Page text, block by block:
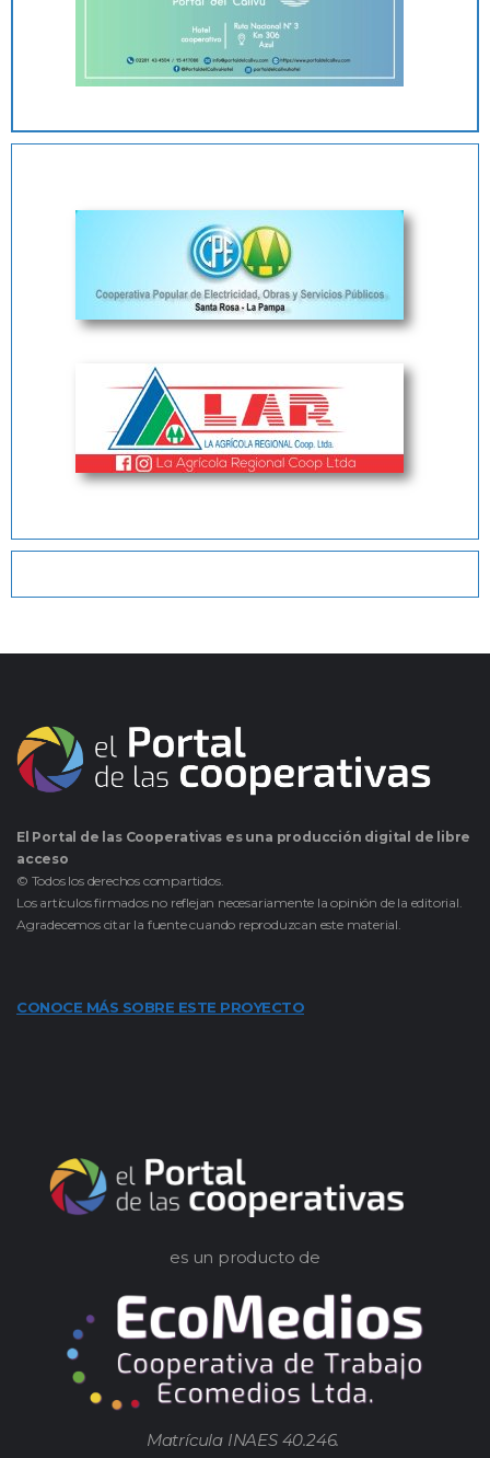
El Portal de las Cooperativas es una producción digital de libre
acceso
© Todos los derechos compartidos.
Los artículos firmados no reflejan necesariamente la opinión de la editorial.
Agradecemos citar la fuente cuando reproduzcan este material.
CONOCE MÁS SOBRE ESTE PROYECTO
es un producto de
Matrícula INAES 40.246.